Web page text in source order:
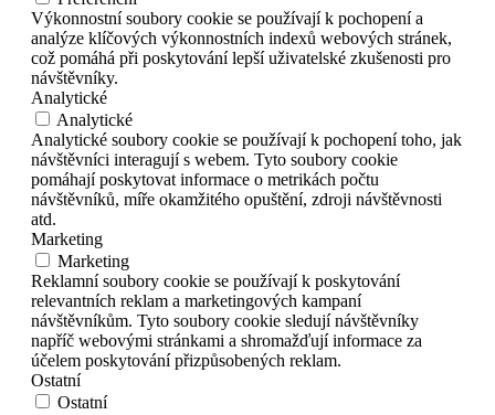
Výkonnostní soubory cookie se používají k pochopení a
analýze klíčových výkonnostních indexů webových stránek,
což pomáhá při poskytování lepší uživatelské zkušenosti pro
návštěvníky.
Analytické
Analytické
Analytické soubory cookie se používají k pochopení toho, jak
návštěvníci interagují s webem. Tyto soubory cookie
pomáhají poskytovat informace o metrikách počtu
návštěvníků, míře okamžitého opuštění, zdroji návštěvnosti
atd.
Marketing
Marketing
Reklamní soubory cookie se používají k poskytování
relevantních reklam a marketingových kampaní
návštěvníkům. Tyto soubory cookie sledují návštěvníky
napříč webovými stránkami a shromažďují informace za
účelem poskytování přizpůsobených reklam.
Ostatní
Ostatní